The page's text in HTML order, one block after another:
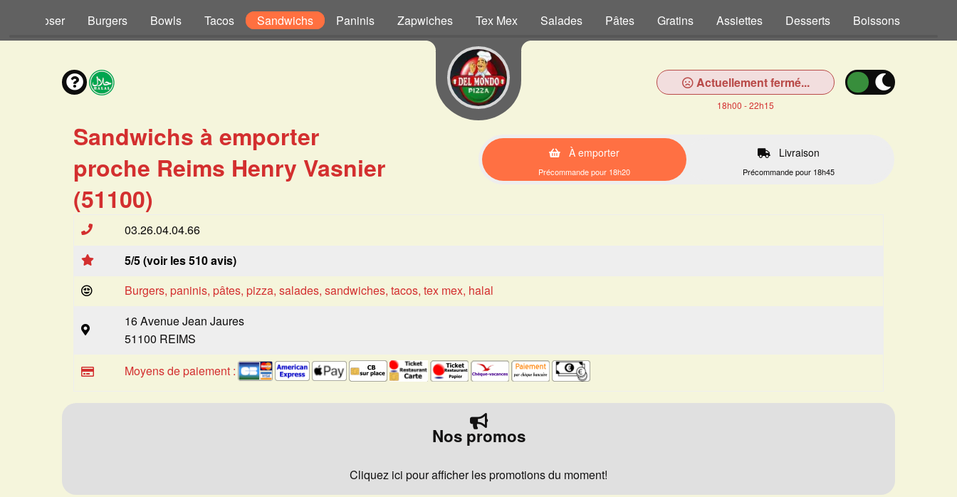
Composer Burgers Bowls Tacos Sandwichs Paninis Zapwiches Tex Mex Salades Pâtes Gratins Assiettes Desserts Boissons
Actuellement fermé...
18h00 - 22h15
Sandwichs à emporter
proche Reims Henry Vasnier
(51100)
À emporter
Précommande pour 18h20
Livraison
Précommande pour 18h45
03.26.04.04.66
5/5 (voir les 510 avis)
Burgers, paninis, pâtes, pizza, salades, sandwiches, tacos, tex mex, halal
16 Avenue Jean Jaures
51100 REIMS
Moyens de paiement :
Nos promos
Cliquez ici pour afficher les promotions du moment!